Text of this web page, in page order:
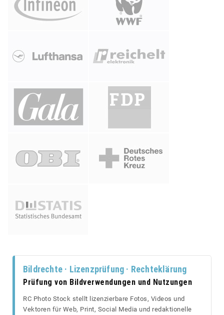
Bildrechte · Lizenzprüfung · Rechteklärung
Prüfung von Bildverwendungen und Nutzungen
RC Photo Stock stellt lizenzierbare Fotos, Videos und
Vektoren für Web, Print, Social Media und redaktionelle